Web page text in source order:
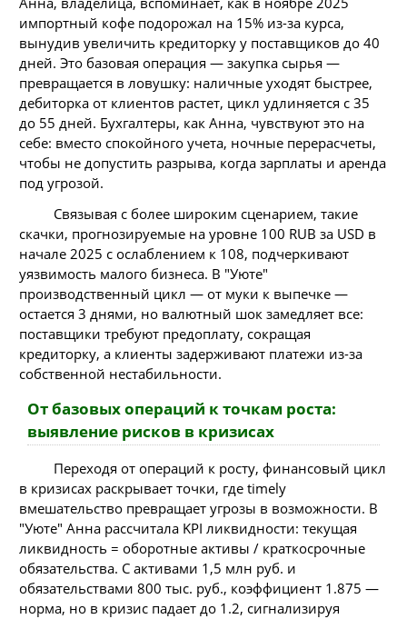
импортный кофе подорожал на 15% из-за курса,
вынудив увеличить кредиторку у поставщиков до 40
дней. Это базовая операция — закупка сырья —
превращается в ловушку: наличные уходят быстрее,
дебиторка от клиентов растет, цикл удлиняется с 35
до 55 дней. Бухгалтеры, как Анна, чувствуют это на
себе: вместо спокойного учета, ночные перерасчеты,
чтобы не допустить разрыва, когда зарплаты и аренда
под угрозой.
Связывая с более широким сценарием, такие
скачки, прогнозируемые на уровне 100 RUB за USD в
начале 2025 с ослаблением к 108, подчеркивают
уязвимость малого бизнеса. В "Уюте"
производственный цикл — от муки к выпечке —
остается 3 днями, но валютный шок замедляет все:
поставщики требуют предоплату, сокращая
кредиторку, а клиенты задерживают платежи из-за
собственной нестабильности.
От базовых операций к точкам роста:
выявление рисков в кризисах
Переходя от операций к росту, финансовый цикл
в кризисах раскрывает точки, где timely
вмешательство превращает угрозы в возможности. В
"Уюте" Анна рассчитала KPI ликвидности: текущая
ликвидность = оборотные активы / краткосрочные
обязательства. С активами 1,5 млн руб. и
обязательствами 800 тыс. руб., коэффициент 1.875 —
норма, но в кризис падает до 1.2, сигнализируя